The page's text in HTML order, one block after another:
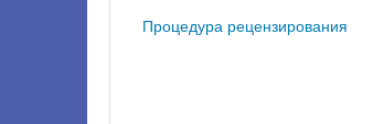
Процедура рецензирования